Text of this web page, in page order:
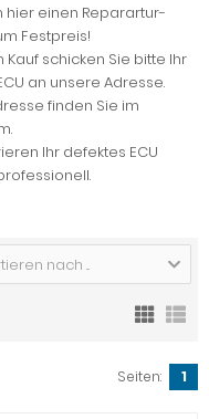
hier einen Reparartur-
Festpreis!
Kauf schicken Sie bitte Ihr
an unsere Adresse.
finden Sie im
Ihr defektes ECU
nach ...
Seiten: 1